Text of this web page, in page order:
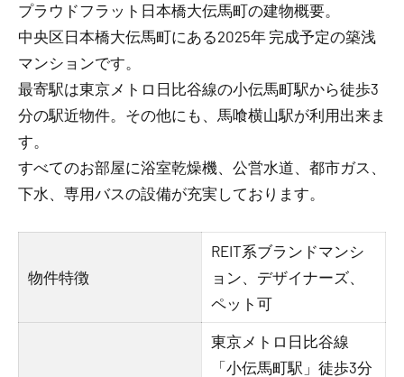
プラウドフラット日本橋大伝馬町の建物概要。
中央区日本橋大伝馬町にある2025年 完成予定の築浅
マンションです。
最寄駅は東京メトロ日比谷線の小伝馬町駅から徒歩3
分の駅近物件。その他にも、馬喰横山駅が利用出来ま
す。
すべてのお部屋に浴室乾燥機、公営水道、都市ガス、
下水、専用バスの設備が充実しております。
物件特徴
REIT系ブランドマンシ
ョン、デザイナーズ、
ペット可
東京メトロ日比谷線
「小伝馬町駅」徒歩3分